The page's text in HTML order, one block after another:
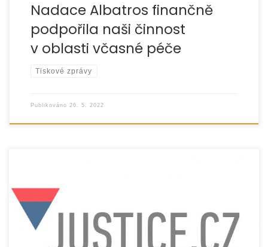
Nadace Albatros finančně
podpořila naši činnost
v oblasti včasné péče
Tiskové zprávy
Publikováno 26. 5. 2022
Již pátým rokem realizujeme projekt Náprava vztahů
v rodině, který byl podpořen z dotačního programu
Ministerstva spravedlnosti. Projekt vznikl na základě diskuzí